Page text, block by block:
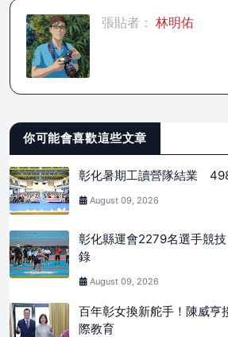
張貼者： 林明佑
你可能會喜歡這些文章
彰化暑期工讀營隊結業
August 09, 2026
彰化縣運會2279名選手競
錄
August 09, 2026
百年彰女換新舵手！陳威
際教育